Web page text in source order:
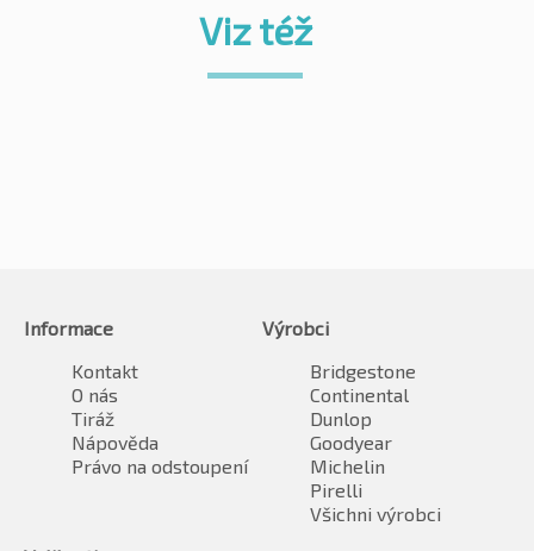
Viz též
Informace
Kontakt
O nás
Tiráž
Nápověda
Právo na odstoupení
Výrobci
Bridgestone
Continental
Dunlop
Goodyear
Michelin
Pirelli
Všichni výrobci